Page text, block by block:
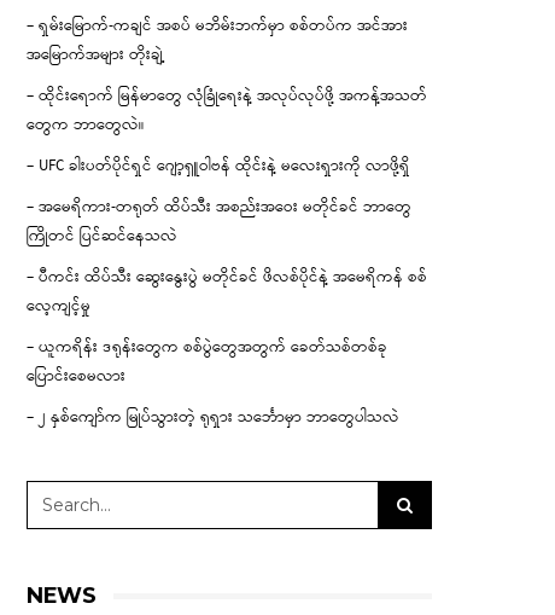
– ရှမ်းမြောက်-ကချင် အစပ် မဘိမ်းဘက်မှာ စစ်တပ်က အင်အား
အမြောက်အများ တိုးချဲ့
– ထိုင်းရောက် မြန်မာတွေ လုံခြုံရေးနဲ့ အလုပ်လုပ်ဖို့ အကန့်အသတ်
တွေက ဘာတွေလဲ။
– UFC ခါးပတ်ပိုင်ရှင် ဂျော့ရှူဝါဗန် ထိုင်းနဲ့ မလေးရှားကို လာဖို့ရှိ
– အမေရိကား-တရုတ် ထိပ်သီး အစည်းအဝေး မတိုင်ခင် ဘာတွေ
ကြိုတင် ပြင်ဆင်နေသလဲ
– ပီကင်း ထိပ်သီး ဆွေးနွေးပွဲ မတိုင်ခင် ဖိလစ်ပိုင်နဲ့ အမေရိကန် စစ်
လေ့ကျင့်မှု
– ယူကရိန်း ဒရုန်းတွေက စစ်ပွဲတွေအတွက် ခေတ်သစ်တစ်ခု
ပြောင်းစေမလား
– ၂ နှစ်ကျော်က မြုပ်သွားတဲ့ ရုရှား သင်္ဘောမှာ ဘာတွေပါသလဲ
NEWS